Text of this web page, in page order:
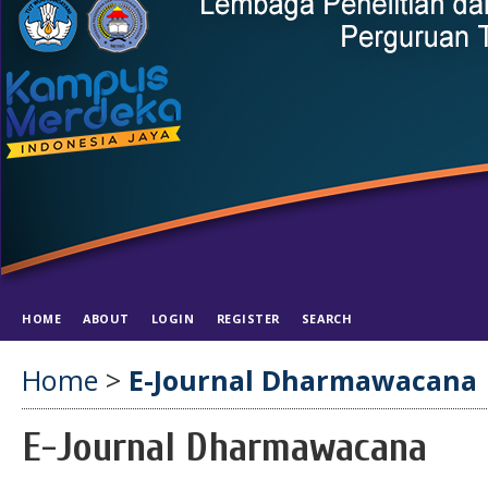
HOME ABOUT LOGIN REGISTER SEARCH
Home > E-Journal Dharmawacana
E-Journal Dharmawacana